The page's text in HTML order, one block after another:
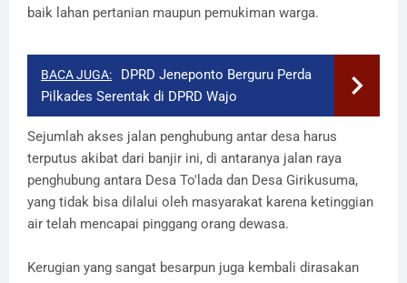
baik lahan pertanian maupun pemukiman warga.
BACA JUGA:
DPRD Jeneponto Berguru Perda
Pilkades Serentak di DPRD Wajo
Sejumlah akses jalan penghubung antar desa harus
terputus akibat dari banjir ini, di antaranya jalan raya
penghubung antara Desa To'lada dan Desa Girikusuma,
yang tidak bisa dilalui oleh masyarakat karena ketinggian
air telah mencapai pinggang orang dewasa.
Kerugian yang sangat besarpun juga kembali dirasakan